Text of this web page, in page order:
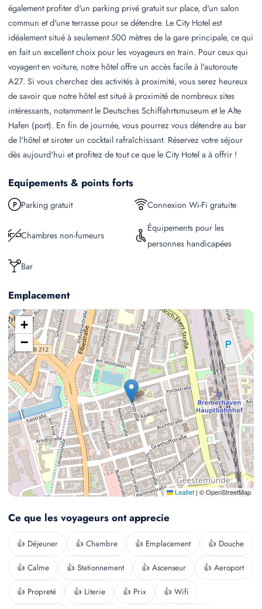
également profiter d'un parking privé gratuit sur place, d'un salon
commun et d'une terrasse pour se détendre. Le City Hotel est
idéalement situé à seulement 500 mètres de la gare principale, ce qui
en fait un excellent choix pour les voyageurs en train. Pour ceux qui
voyagent en voiture, notre hôtel offre un accès facile à l'autoroute
A27. Si vous cherchez des activités à proximité, vous serez heureux
de savoir que notre hôtel est situé à proximité de nombreux sites
intéressants, notamment le Deutsches Schiffahrtsmuseum et le Alte
Hafen (port). En fin de journée, vous pourrez vous détendre au bar
de l'hôtel et siroter un cocktail rafraîchissant. Réservez votre séjour
dès aujourd'hui et profitez de tout ce que le City Hotel a à offrir !
Equipements & points forts
Parking gratuit Connexion Wi-Fi gratuite
Chambres non-fumeurs
Équipements pour les
personnes handicapées
Bar
Emplacement
+
−
Leaflet |© OpenStreetMap
Ce que les voyageurs ont apprecie
👍 Déjeuner 👍 Chambre 👍 Emplacement 👍 Douche
👍 Calme 👍 Stationnement 👍 Ascenseur 👍 Aeroport
👍 Propreté 👍 Literie 👍 Prix 👍 Wifi